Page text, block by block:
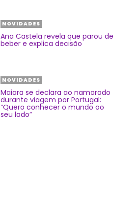
NOVIDADES
Ana Castela revela que parou de
beber e explica decisão
NOVIDADES
Maiara se declara ao namorado
durante viagem por Portugal:
“Quero conhecer o mundo ao
seu lado”